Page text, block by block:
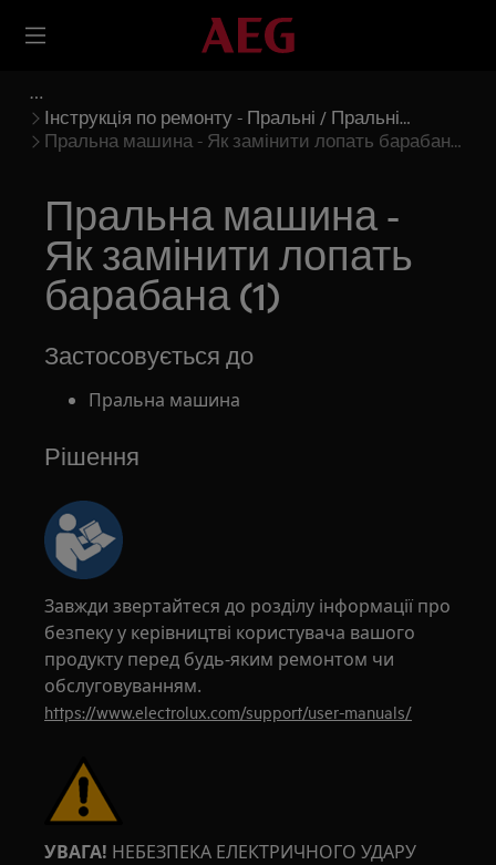
Інструкція по ремонту - Пральні / Пральні
машини
Пральна машина - Як замінити лопать барабана
Пральна машина -
Як замінити лопать
барабана (1)
Застосовується до
Пральна машина
Рішення
Завжди звертайтеся до розділу інформації про
безпеку у керівництві користувача вашого
продукту перед будь-яким ремонтом чи
обслуговуванням.
https://www.electrolux.com/support/user-manuals/
УВАГА! НЕБЕЗПЕКА ЕЛЕКТРИЧНОГО УДАРУ